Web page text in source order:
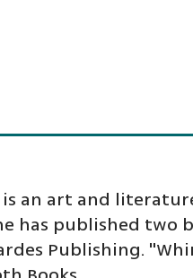
an art and
published two
Publishing.